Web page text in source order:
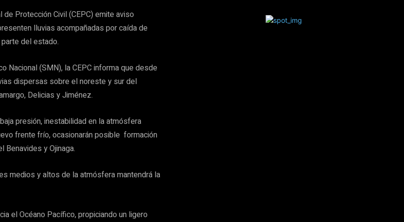
de Protección Civil (CEPC) emite aviso
lluvias acompañadas por caída de
del estado.
Nacional (SMN), la CEPC informa que desde
dispersas sobre el noreste y sur del
Delicias y Jiménez.
presión, inestabilidad en la atmósfera
frente frío, ocasionarán posible formación
y Ojinaga.
medios y altos de la atmósfera mantendrá la
el Océano Pacífico, propiciando un ligero